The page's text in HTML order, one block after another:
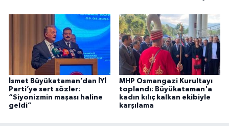
İsmet Büyükataman’dan İYİ
Parti’ye sert sözler:
“Siyonizmin maşası haline
geldi”
MHP Osmangazi Kurultayı
toplandı: Büyükataman'a
kadın kılıç kalkan ekibiyle
karşılama